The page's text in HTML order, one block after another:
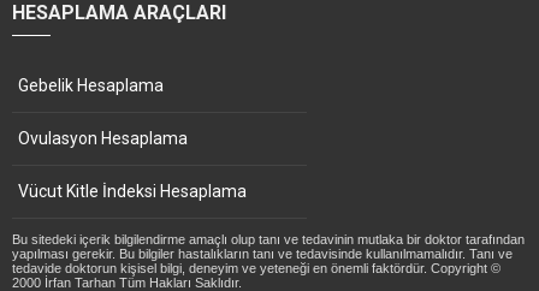
HESAPLAMA ARAÇLARI
Gebelik Hesaplama
Ovulasyon Hesaplama
Vücut Kitle İndeksi Hesaplama
Bu sitedeki içerik bilgilendirme amaçlı olup tanı ve tedavinin mutlaka bir doktor tarafından
yapılması gerekir. Bu bilgiler hastalıkların tanı ve tedavisinde kullanılmamalıdır. Tanı ve
tedavide doktorun kişisel bilgi, deneyim ve yeteneği en önemli faktördür. Copyright ©
2000 İrfan Tarhan Tüm Hakları Saklıdır.